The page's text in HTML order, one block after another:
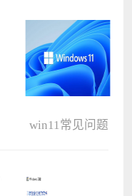
win11常见问题